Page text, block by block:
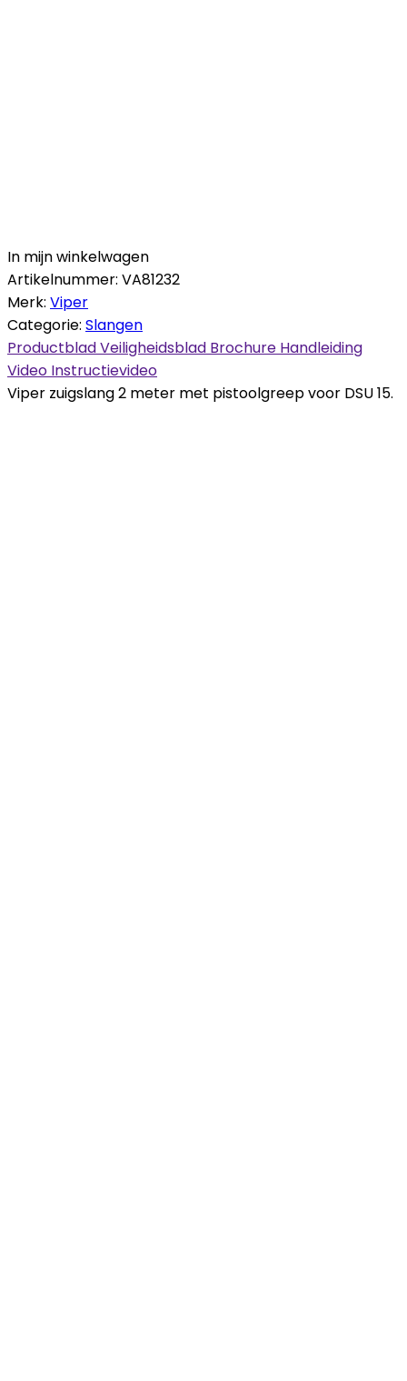
In mijn winkelwagen
Artikelnummer: VA81232
Merk: Viper
Categorie: Slangen
ProductbladVeiligheidsblad Brochure Handleiding
Video Instructievideo
Viper zuigslang 2 meter met pistoolgreep voor DSU 15.